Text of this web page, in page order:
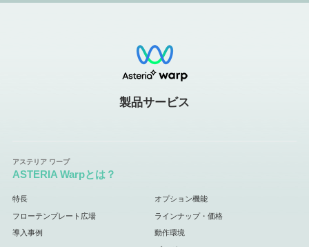
製品サービス
ASTERIA Warpとは？
特長 オプション機能
フローテンプレート広場 ラインナップ・価格
導入事例 動作環境